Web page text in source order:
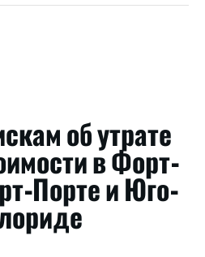
об утрате
в Форт-
Порте и Юго-